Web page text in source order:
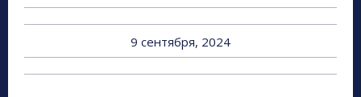
9 сентября, 2024